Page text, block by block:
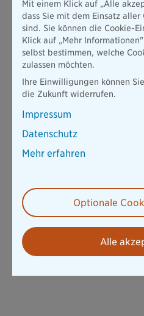
Mit einem Klick auf „Alle
dass Sie mit dem Einsatz aller
sind. Sie können die Cookie-
Klick auf „Mehr
selbst bestimmen, welche
zulassen möchten.
Ihre Einwilligungen können
die Zukunft widerrufen.
Impressum
Datenschutz
Mehr erfahren
Optionale
Alle